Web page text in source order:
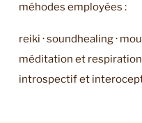
méhodes employées :
reiki · soundhealing ·
méditation et respiration
introspectif et